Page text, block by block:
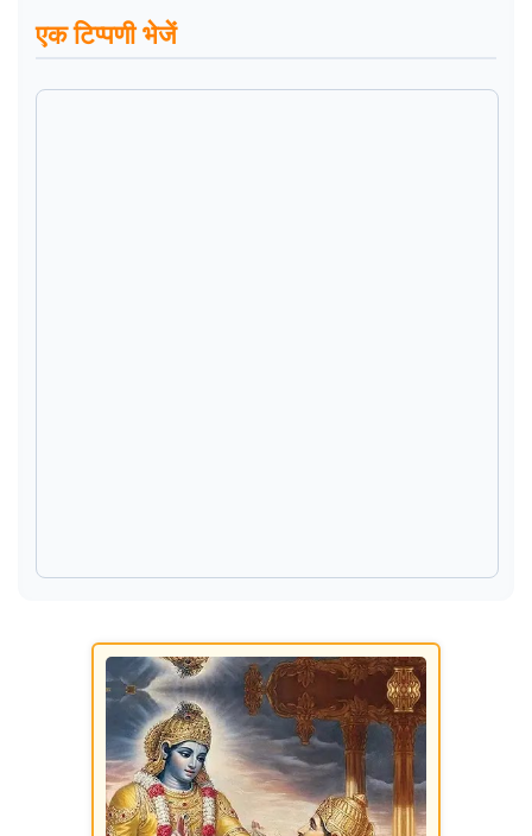
एक टिप्पणी भेजें